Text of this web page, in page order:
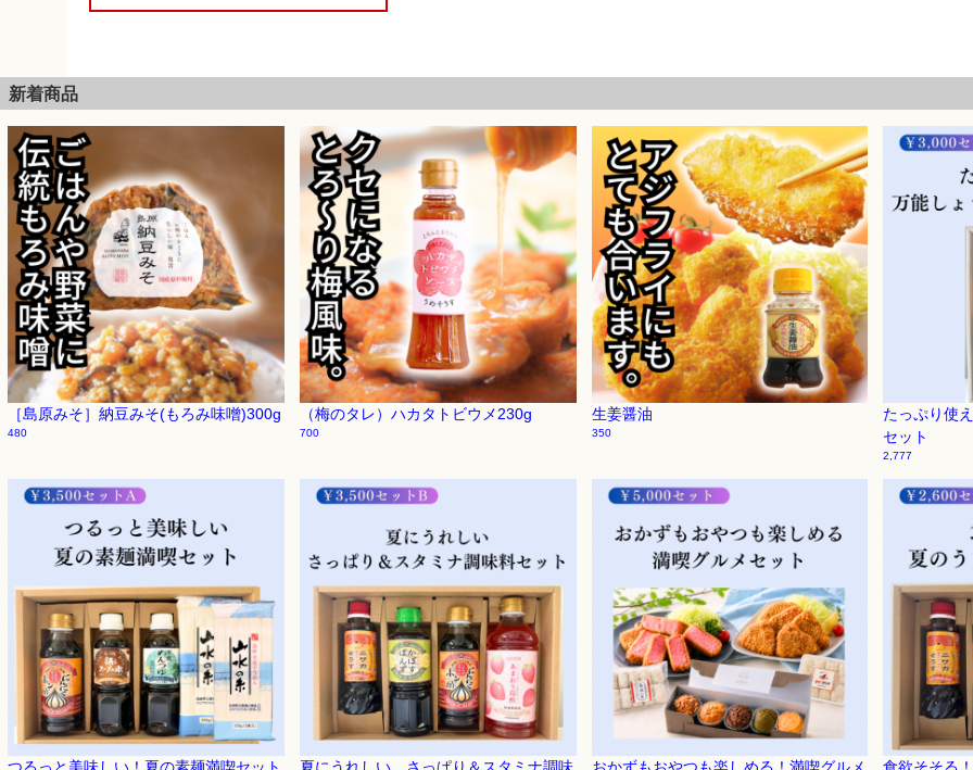
新着商品
［島原みそ］納豆みそ(もろみ味噌)300g
480
（梅のタレ）ハカタトビウメ230g
700
生姜醤油
350
たっぷり使
セット
2,777